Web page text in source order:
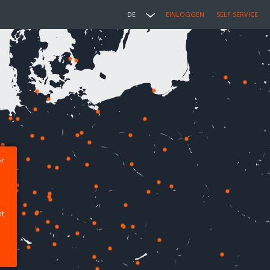
DE EINLOGGEN SELF SERVICE